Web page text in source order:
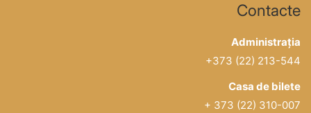
Contacte
Administrația
+373 (22) 213-544
Casa de bilete
+ 373 (22) 310-007